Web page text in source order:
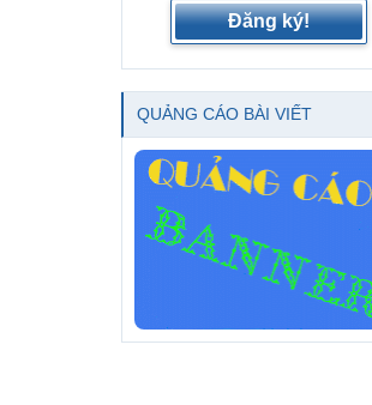
Đăng ký!
QUẢNG CÁO BÀI VIẾT